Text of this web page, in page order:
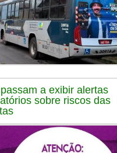
a exibir alertas
sobre riscos das